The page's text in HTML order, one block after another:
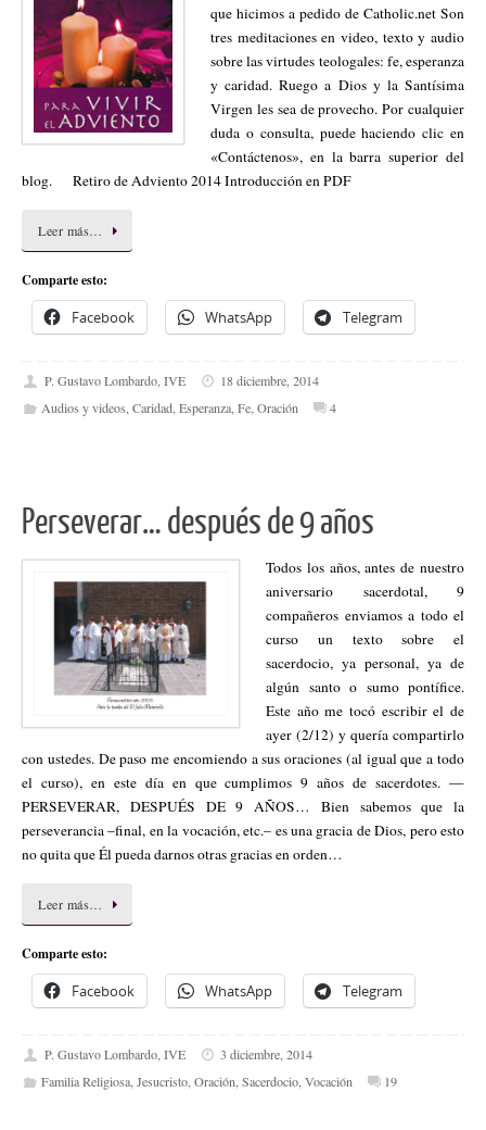
que hicimos a pedido de Catholic.net Son
tres meditaciones en video, texto y audio
sobre las virtudes teologales: fe, esperanza
y caridad. Ruego a Dios y la Santísima
Virgen les sea de provecho. Por cualquier
duda o consulta, puede haciendo clic en
«Contáctenos», en la barra superior del
blog. Retiro de Adviento 2014 Introducción en PDF
Leer más…
Comparte esto:
Facebook WhatsApp Telegram
P. Gustavo Lombardo, IVE
18 diciembre, 2014
Audios y videos,Caridad,Esperanza,Fe,Oración 4
Perseverar… después de 9 años
Todos los años, antes de nuestro
aniversario sacerdotal, 9
compañeros enviamos a todo el
curso un texto sobre el
sacerdocio, ya personal, ya de
algún santo o sumo pontífice.
Este año me tocó escribir el de
ayer (2/12) y quería compartirlo
con ustedes. De paso me encomiendo a sus oraciones (al igual que a todo
el curso), en este día en que cumplimos 9 años de sacerdotes. —
PERSEVERAR, DESPUÉS DE 9 AÑOS… Bien sabemos que la
perseverancia –final, en la vocación, etc.– es una gracia de Dios, pero esto
no quita que Él pueda darnos otras gracias en orden…
Leer más…
Comparte esto:
Facebook WhatsApp Telegram
P. Gustavo Lombardo, IVE
3 diciembre, 2014
Familia Religiosa,Jesucristo,Oración,Sacerdocio,Vocación 19